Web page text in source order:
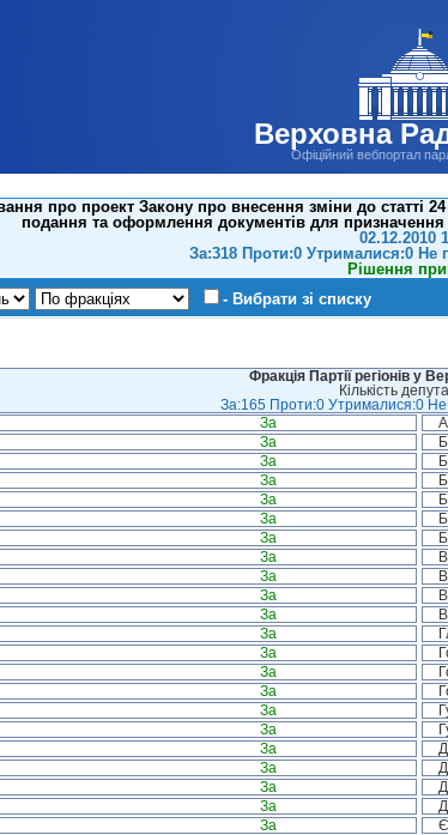
Верховна
Офіційний вебпортал
про проект Закону про внесення зміни до статті
подання та оформлення документів для призначення
02.12.2010
За:318 Проти:0 Утрималися:0 Не
Рішення
- Вибрати зі списку
Фракція Партії регіонів у
Кількість
За:165 Проти:0 Утрималися:0 Не
За
За
За
За
За
За
За
За
За
За
За
За
За
За
За
За
За
За
За
За
За
За